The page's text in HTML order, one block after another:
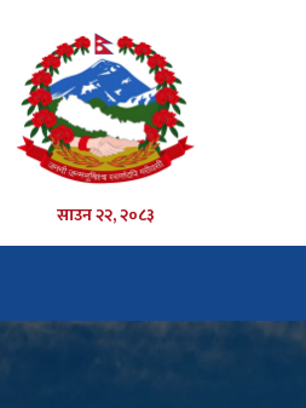
साउन २२, २०८३